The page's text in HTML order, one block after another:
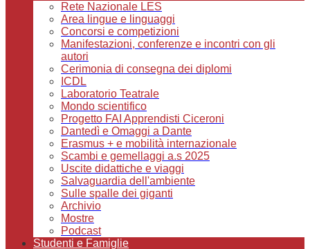
Rete Nazionale LES
Area lingue e linguaggi
Concorsi e competizioni
Manifestazioni, conferenze e incontri con gli
autori
Cerimonia di consegna dei diplomi
ICDL
Laboratorio Teatrale
Mondo scientifico
Progetto FAI Apprendisti Ciceroni
Dantedì e Omaggi a Dante
Erasmus + e mobilità internazionale
Scambi e gemellaggi a.s 2025
Uscite didattiche e viaggi
Salvaguardia dell'ambiente
Sulle spalle dei giganti
Archivio
Mostre
Podcast
Studenti e Famiglie